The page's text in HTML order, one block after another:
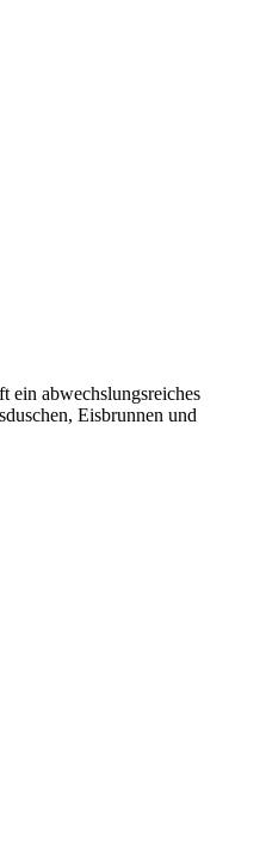
ein abwechslungsreiches
Eisbrunnen und